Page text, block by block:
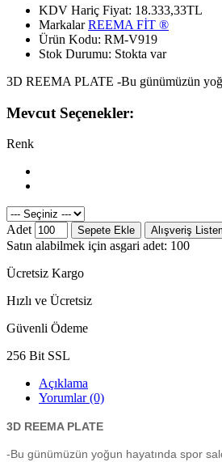
KDV Hariç Fiyat: 18.333,33TL
MarkalarREEMA FİT ®️
Ürün Kodu: RM-V919
Stok Durumu: Stokta var
3D REEMA PLATE -Bu günümüzün
Mevcut Seçenekler:
Renk
Adet Sepete Ekle Alışveriş
Satın alabilmek için asgari adet: 100
Ücretsiz Kargo
Hızlı ve Ücretsiz
Güvenli Ödeme
256 Bit SSL
Açıklama
Yorumlar (0)
3D REEMA PLATE
-Bu günümüzün yoğun hayatında spor